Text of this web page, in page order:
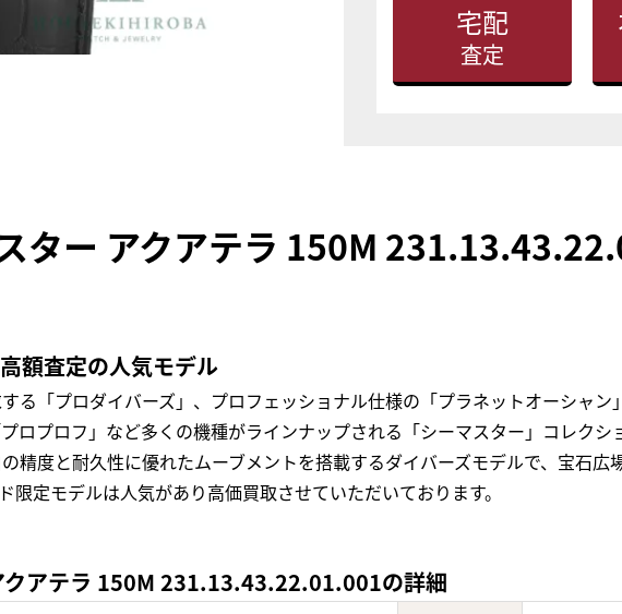
宅配
査定
ター アクアテラ 150M
額査定の人気モデル
る「プロダイバーズ」、プロフェッショナル仕様の「プラネットオーシャ
ロプロフ」など多くの機種がラインナップされる「シーマスター」コレク
精度と耐久性に優れたムーブメントを搭載するダイバーズモデルで、宝石
限定モデルは人気があり高価買取させていただいております。
クアテラ 150M 231.13.43.22.01.001の詳細